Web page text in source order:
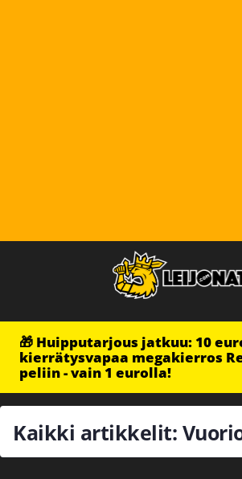
🎁 Huipputarjous jatkuu: 10
kierrätysvapaa megakierros
peliin - vain 1 eurolla!
Kaikki artikkelit: